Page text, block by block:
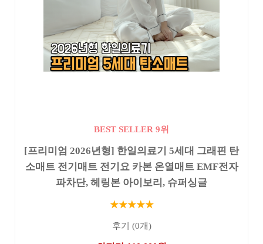
BEST SELLER 9위
[프리미엄 2026년형] 한일의료기 5세대 그래핀 탄
소매트 전기매트 전기요 카본 온열매트 EMF전자
파차단, 헤링본 아이보리, 슈퍼싱글
★★★★★
후기 (0개)